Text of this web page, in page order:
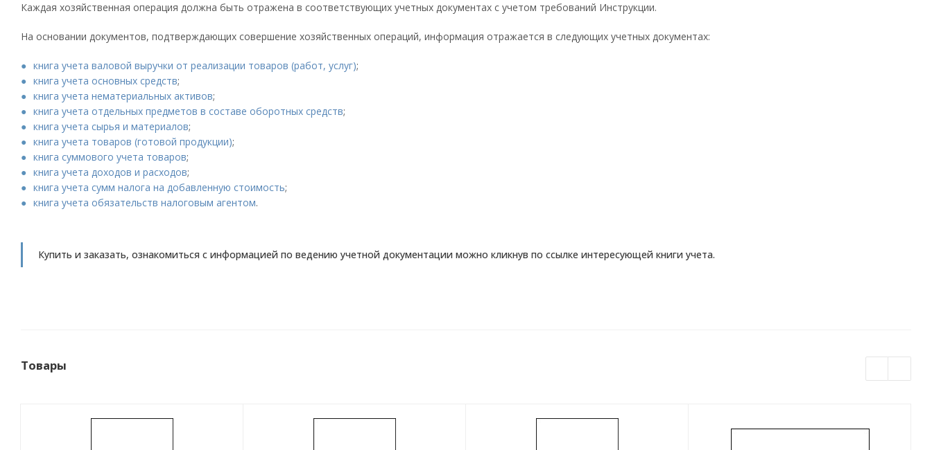
Каждая хозяйственная операция должна быть отражена в соответствующих учетных документах с учетом требований Инструкции.
На основании документов, подтверждающих совершение хозяйственных операций, информация отражается в следующих учетных документах:
книга учета валовой выручки от реализации товаров (работ, услуг);
книга учета основных средств;
книга учета нематериальных активов;
книга учета отдельных предметов в составе оборотных средств;
книга учета сырья и материалов;
книга учета товаров (готовой продукции);
книга суммового учета товаров;
книга учета доходов и расходов;
книга учета сумм налога на добавленную стоимость;
книга учета обязательств налоговым агентом.
Купить и заказать, ознакомиться с информацией по ведению учетной документации можно кликнув по ссылке интересующей книги учета.
Товары